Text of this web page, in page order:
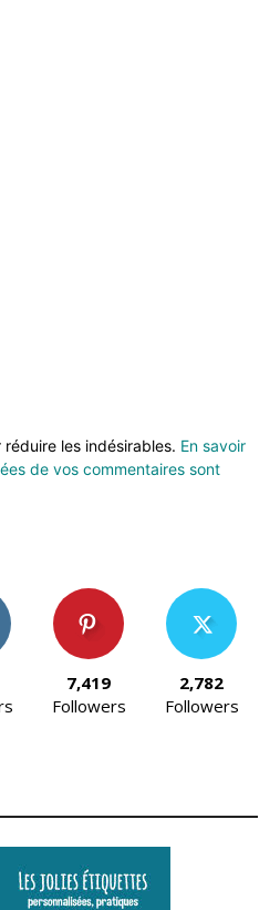
les indésirables. En savoir
de vos commentaires sont
7,419
Followers
2,782
Followers